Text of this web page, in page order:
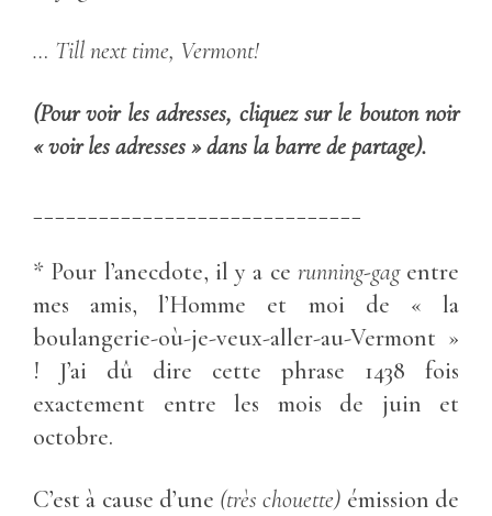
… Till next time, Vermont!
(Pour voir les adresses, cliquez sur le bouton noir
« voir les adresses » dans la barre de partage).
* Pour l’anecdote, il y a ce running-gagentre
mes amis, l’Homme et moi de « la
boulangerie-où-je-veux-aller-au-Vermont »
! J’ai dû dire cette phrase 1438 fois
exactement entre les mois de juin et
octobre.
C’est à cause d’une (très chouette) émission de